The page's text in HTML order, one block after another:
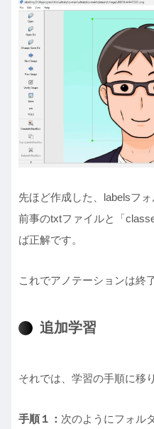
先ほど作成した、labelsフ
前事のtxtファイルと「
ば正解です。
これでアノテーションは終了
追加学習
それでは、学習の手順に移
手順１： 次のようにフォル